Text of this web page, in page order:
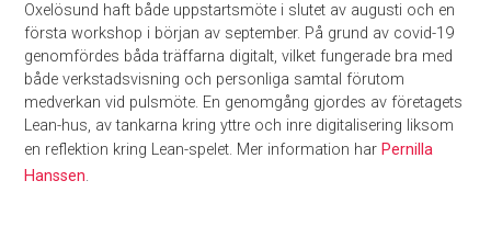
Oxelösund haft både uppstartsmöte i slutet av augusti och en
första workshop i början av september. På grund av covid-19
genomfördes båda träffarna digitalt, vilket fungerade bra med
både verkstadsvisning och personliga samtal förutom
medverkan vid pulsmöte. En genomgång gjordes av företagets
Lean-hus, av tankarna kring yttre och inre digitalisering liksom
en reflektion kring Lean-spelet. Mer information har Pernilla
Hanssen.